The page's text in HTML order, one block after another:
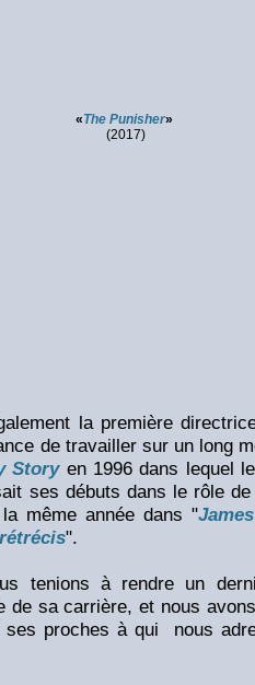
«The Punisher»
(2017)
la première
de travailler sur un long
Storyen 1996 dans lequel
ses débuts dans le rôle
même année dans "
".
tenions à rendre un
de sa carrière, et nous
ses proches à qui nous